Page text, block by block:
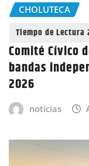
CHOLUTECA
Comité Cívico
bandas
2026
noticias